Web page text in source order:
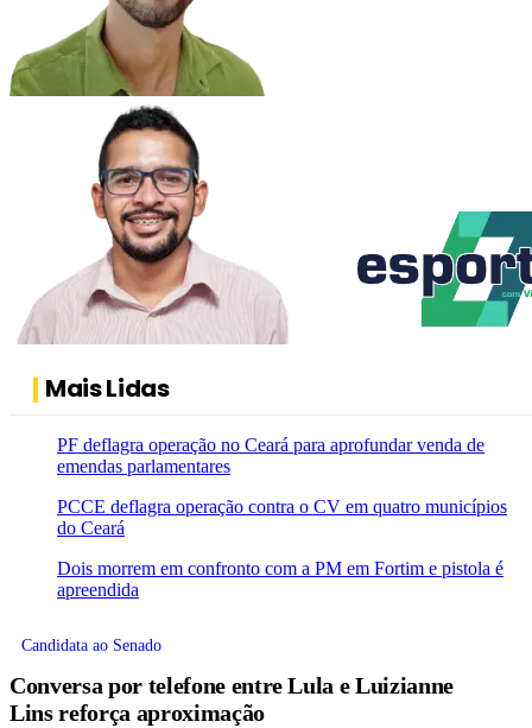
Mais Lidas
PF deflagra operação no Ceará para aprofundar venda de
emendas parlamentares
PCCE deflagra operação contra o CV em quatro municípios
do Ceará
Dois morrem em confronto com a PM em Fortim e pistola é
apreendida
Candidata ao Senado
Conversa por telefone entre Lula e Luizianne
Lins reforça aproximação